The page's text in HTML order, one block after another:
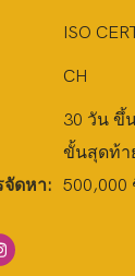
ISO
CH
30 วัน ขึ้
ขั้นสุดท้า
จัดหา:
500,000